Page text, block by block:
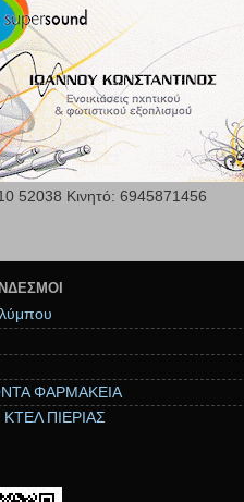
52038 Κινητό: 6945871456
ΦΑΡΜΑΚΕΙΑ
ΠΙΕΡΙΑΣ